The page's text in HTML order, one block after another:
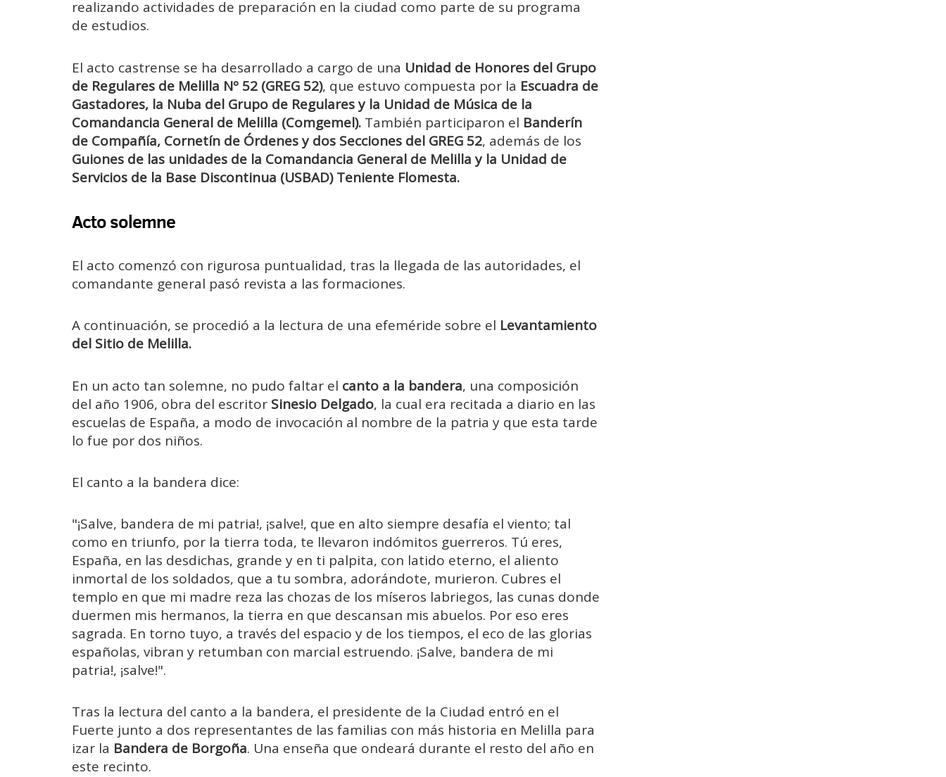
realizando actividades de preparación en la ciudad como parte de su programa
de estudios.
El acto castrense se ha desarrollado a cargo de una Unidad de Honores del Grupo
de Regulares de Melilla Nº 52 (GREG 52), que estuvo compuesta por la Escuadra de
Gastadores, la Nuba del Grupo de Regulares y la Unidad de Música de la
Comandancia General de Melilla (Comgemel). También participaron el Banderín
de Compañía, Cornetín de Órdenes y dos Secciones del GREG 52, además de los
Guiones de las unidades de la Comandancia General de Melilla y la Unidad de
Servicios de la Base Discontinua (USBAD) Teniente Flomesta.
Acto solemne
El acto comenzó con rigurosa puntualidad, tras la llegada de las autoridades, el
comandante general pasó revista a las formaciones.
A continuación, se procedió a la lectura de una efeméride sobre el Levantamiento
del Sitio de Melilla.
En un acto tan solemne, no pudo faltar el canto a la bandera, una composición
del año 1906, obra del escritor Sinesio Delgado, la cual era recitada a diario en las
escuelas de España, a modo de invocación al nombre de la patria y que esta tarde
lo fue por dos niños.
El canto a la bandera dice:
"¡Salve, bandera de mi patria!, ¡salve!, que en alto siempre desafía el viento; tal
como en triunfo, por la tierra toda, te llevaron indómitos guerreros. Tú eres,
España, en las desdichas, grande y en ti palpita, con latido eterno, el aliento
inmortal de los soldados, que a tu sombra, adorándote, murieron. Cubres el
templo en que mi madre reza las chozas de los míseros labriegos, las cunas donde
duermen mis hermanos, la tierra en que descansan mis abuelos. Por eso eres
sagrada. En torno tuyo, a través del espacio y de los tiempos, el eco de las glorias
españolas, vibran y retumban con marcial estruendo. ¡Salve, bandera de mi
patria!, ¡salve!".
Tras la lectura del canto a la bandera, el presidente de la Ciudad entró en el
Fuerte junto a dos representantes de las familias con más historia en Melilla para
izar la Bandera de Borgoña. Una enseña que ondeará durante el resto del año en
este recinto.